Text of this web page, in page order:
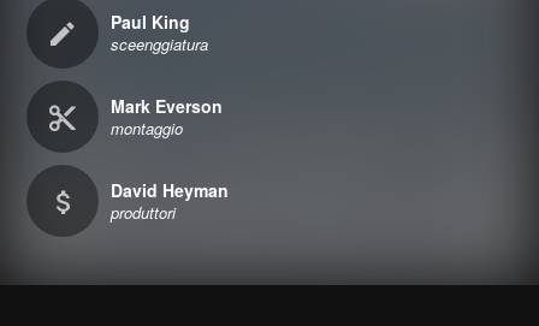
Paul King
sceenggiatura
Mark Everson
montaggio
David Heyman
produttori